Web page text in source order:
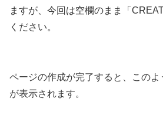
ますが、今回は空欄のまま「
ください。
ページの作成が完了すると、この
が表示されます。